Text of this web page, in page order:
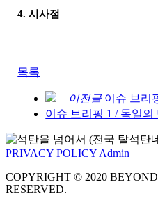
4. 시사점
목록
이전글 이슈 브리
이슈 브리핑 1 / 독일
PRIVACY POLICYAdmin
COPYRIGHT © 2020
RESERVED.